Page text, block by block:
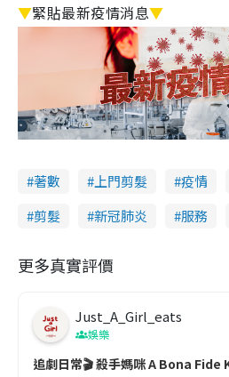
▼緊貼最新疫情消息▼
著數 上門剪髮 疫情
剪髮
新冠肺炎 服務
更多真實評價
Just_A_Girl_eats
娛樂
追劇日常🎬 殺手媽咪 A Bona Fide